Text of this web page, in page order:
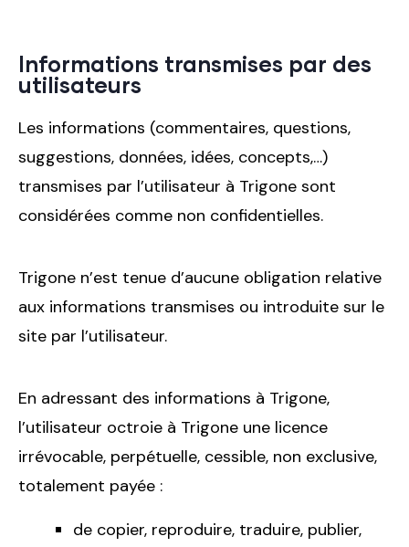
Informations transmises par des
utilisateurs
Les informations (commentaires, questions,
suggestions, données, idées, concepts,…)
transmises par l’utilisateur à Trigone sont
considérées comme non confidentielles.
Trigone n’est tenue d’aucune obligation relative
aux informations transmises ou introduite sur le
site par l’utilisateur.
En adressant des informations à Trigone,
l’utilisateur octroie à Trigone une licence
irrévocable, perpétuelle, cessible, non exclusive,
totalement payée :
de copier, reproduire, traduire, publier,